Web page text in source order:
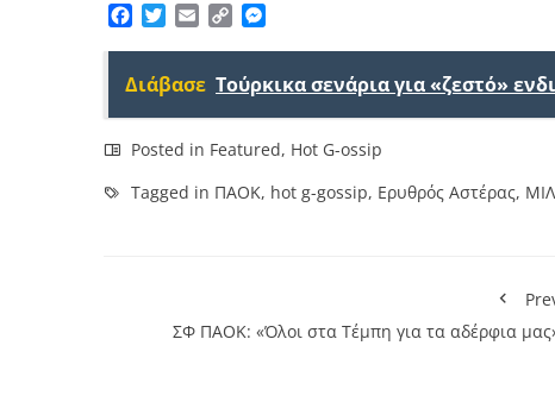
Facebook
TwitterEmailCopy
Διάβασε Τούρκικα σενάρια για «ζεστό»
Posted in Featured, Hot G-ossip
Tagged in ΠΑΟΚ, hot g-gossip, Ερυθρός Αστέρας,
ΣΦ ΠΑΟΚ: «Όλοι στα Τέμπη για τα αδέρφια